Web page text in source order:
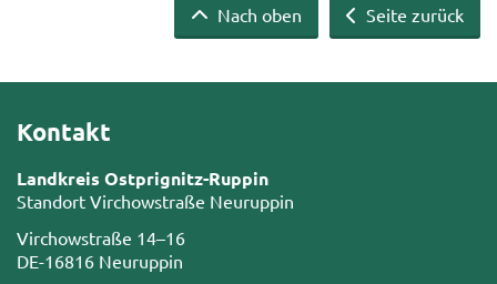
Seite zurück
Nach oben
Kontakt
Landkreis Ostprignitz-Ruppin
Standort Virchowstraße Neuruppin
Virchowstraße 14–16
DE-16816 Neuruppin